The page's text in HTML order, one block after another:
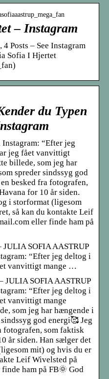
– Instagram
Posts – See Instagram
Sofia I Hjertet
du Typen
“Efter jeg
jeg fået vanvittigt
billede, som jeg har
spreder sindssyg god
besked fra fotografen,
for 10 år siden.
i storformat (ligesom
så kan du kontakte Leif
eller finde ham på
JULIA SOFIA AASTRUP
“Efter jeg deltog i
vanvittigt mange …
JULIA SOFIA AASTRUP
“Efter jeg deltog i
vanvittigt mange
som jeg har hængende i
god energi🥰 Jeg
fotografen, som faktisk
år siden. Han sælger det
mit) og hvis du er
Leif Wivelsted på
ham på FB🌞 God